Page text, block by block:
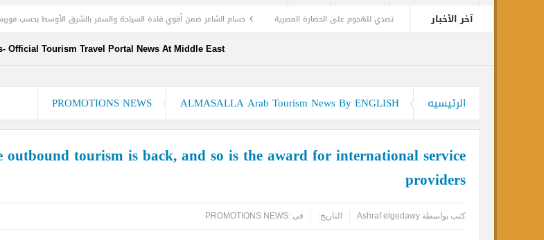
العلمية للتصدي للهجوم على الحضارة المصرية حسام الشاعر ضمن أقوي قادة السياحة والسفر بالشرق الأوسط بحسب فوربس relationship
News- Official Tourism Travel Portal News At Middle East
ALMASALLA Arab Tourism News By ENGLISH
PROMOTIONS NEWS
Chinese outbound tourism is back, and so is the award for international service
providers
Ashraf elgedawy التاريخ: فى :PROMOTIONS NEWS